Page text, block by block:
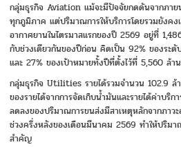
กลุ่มธุรกิจ Aviation แม้จะมีปัจจัยกดดันจากภาย
ทุกภูมิภาค แต่ปริมาณการให้บริการโดยรวมยังค
อากาศยานในไตรมาสแรกของปี 2569 อยู่ที่
กับช่วงเดียวกันของปีก่อน คิดเป็น 92% ของระดั
และ 27% ของเป้าหมายทั้งปีที่ตั้งไว้ที่ 5,560 ล้า
กลุ่มธุรกิจ Utilities รายได้รวมจำนวน 102.9 ล้
ของรายได้จากการจัดเก็บน้ำมันและรายได้ค่าบ
ลดลงของปริมาณการขนส่งมีสาเหตุหลักจากภาว
ช่วงครึ่งหลังของเดือนมีนาคม 2569 ทำให้ปริม
สำคัญ